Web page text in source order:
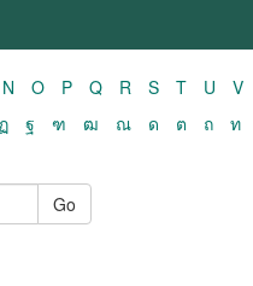
N O P Q R S T U V
ฐ ฑ ฒ ณ ด ต ถ ท
Go